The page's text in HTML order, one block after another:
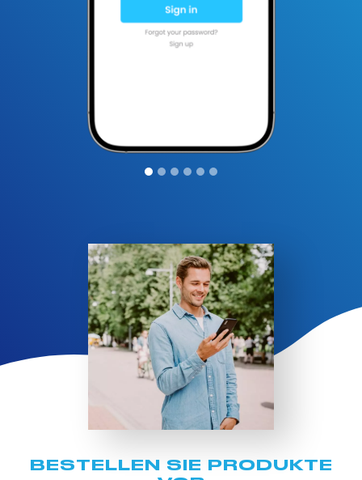
BESTELLEN SIE PRODUKTE